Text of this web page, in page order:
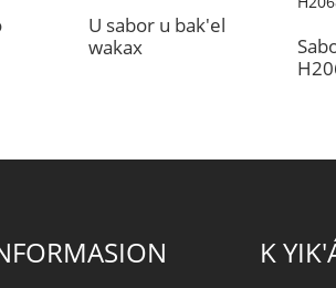
U sabor u bak'el
wakax
K